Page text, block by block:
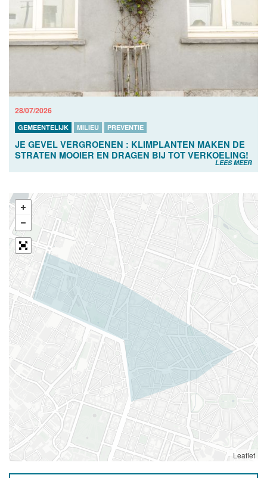
28/07/2026
GEMEENTELIJK MILIEU PREVENTIE
JE GEVEL VERGROENEN : KLIMPLANTEN MAKEN DE
STRATEN MOOIER EN DRAGEN BIJ TOT VERKOELING!
LEES MEER
Leaflet